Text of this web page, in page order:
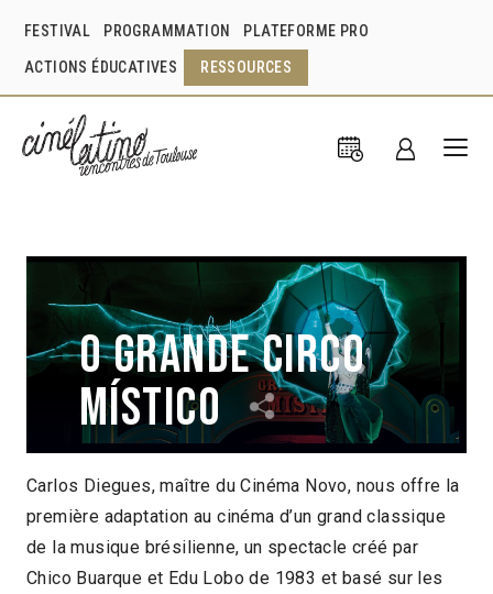
FESTIVAL PROGRAMMATION PLATEFORME PRO
ACTIONS ÉDUCATIVES RESSOURCES
O Grande circo
místico
Carlos Diegues Brésil 2018
1h45
2019 > Reprises
Carlos Diegues, maître du Cinéma Novo, nous offre la
première adaptation au cinéma d’un grand classique
de la musique brésilienne, un spectacle créé par
Chico Buarque et Edu Lobo de 1983 et basé sur les